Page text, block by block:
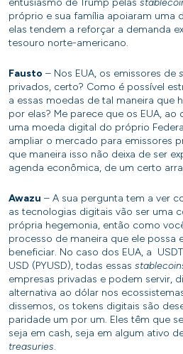
entusiasmo de Trump pelas
próprio e sua família apoiaram uma
elas tendem a reforçar a demanda
tesouro norte-americano.
Fausto – Nos EUA, os emissores de
privados, certo? Como é possível
a essas moedas de tal maneira que
por elas? Me parece que os EUA,
uma moeda digital do próprio
ampliar o mercado para emissores
que maneira isso não deixa de ser
agenda econômica, de um certo
Awazu – A sua pergunta tem a ver
as tecnologias digitais vão ser uma
própria hegemonia, então como
processo de maneira que ele possa
beneficiar. No caso dos EUA, a
USD (PYUSD), todas essas
empresas privadas e podem servir,
alternativa ao dólar nos
dissemos, os tokens digitais são
paridade um por um. Eles têm que
seja em cash, seja em algum ativo
treasuries.